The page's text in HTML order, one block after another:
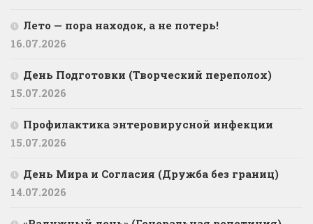
Лето — пора находок, а не потерь!
16.07.2026
День Подготовки (Творческий переполох)
15.07.2026
Профилактика энтеровирусной инфекции
15.07.2026
День Мира и Согласия (Дружба без границ)
14.07.2026